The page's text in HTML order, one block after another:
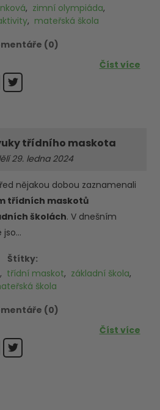
, zimní olympiáda,
, mateřská škola
(0)
Číst více
třídního maskota
29. ledna 2024
nějakou dobou zaznamenali
třídních maskotů
školách. V dnešním
Štítky:
, třídní maskot, základní škola,
škola
(0)
Číst více